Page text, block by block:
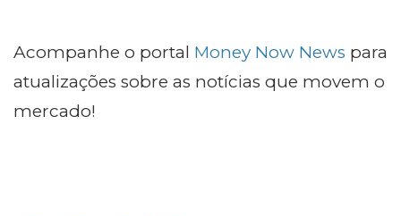
Acompanhe o portal Money Now News para
atualizações sobre as notícias que movem o
mercado!